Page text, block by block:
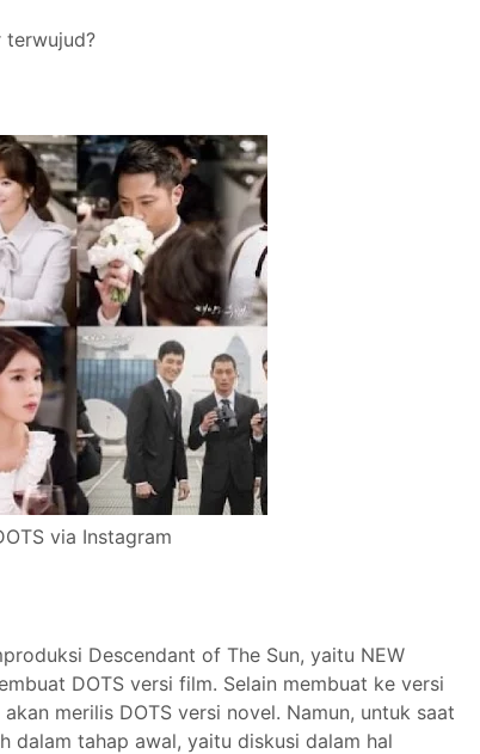
terwujud?
via Instagram
Descendant of The Sun, yaitu NEW
DOTS versi film. Selain membuat ke versi
merilis DOTS versi novel. Namun, untuk saat
dalam tahap awal, yaitu diskusi dalam hal